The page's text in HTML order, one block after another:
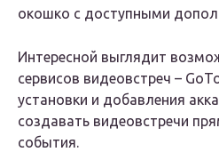
окошко с доступными
Интересной выглядит
сервисов видеовстреч –
установки и добавления
создавать видеовстречи
события.